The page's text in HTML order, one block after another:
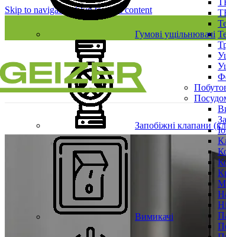
Skip to navigationSkip to main content
Гумові ущільнювачі
Запобіжні клапани
Вимикачі